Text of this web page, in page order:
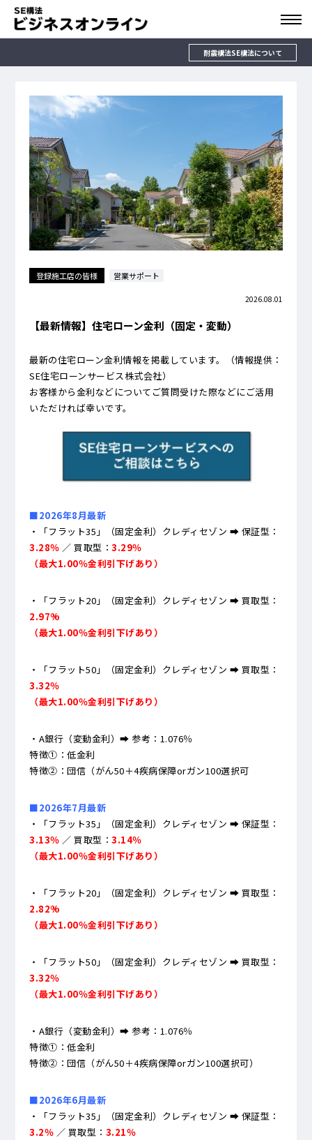
耐震構法SE構法について
登録施工店の皆様 営業サポート
2026.08.01
【最新情報】住宅ローン金利（固定・変動）
最新の住宅ローン金利情報を掲載しています。（情報提供：
SE住宅ローンサービス株式会社）
お客様から金利などについてご質問受けた際などにご活用
いただければ幸いです。
■2026年8月最新
・「フラット35」（固定金利）クレディセゾン ➡ 保証型：
3.28％ ／ 買取型：3.29％
（最大1.00％金利引下げあり）
・「フラット20」（固定金利）クレディセゾン ➡ 買取型：
2.97%
（最大1.00％金利引下げあり）
・「フラット50」（固定金利）クレディセゾン ➡ 買取型：
3.32％
（最大1.00％金利引下げあり）
・A銀行（変動金利）➡ 参考：1.076％
特徴①：低金利
特徴②：団信（がん50＋4疾病保障orガン100選択可
■2026年7月最新
・「フラット35」（固定金利）クレディセゾン ➡ 保証型：
3.13％ ／ 買取型：3.14％
（最大1.00％金利引下げあり）
・「フラット20」（固定金利）クレディセゾン ➡ 買取型：
2.82%
（最大1.00％金利引下げあり）
・「フラット50」（固定金利）クレディセゾン ➡ 買取型：
3.32％
（最大1.00％金利引下げあり）
・A銀行（変動金利）➡ 参考：1.076％
特徴①：低金利
特徴②：団信（がん50＋4疾病保障orガン100選択可）
■2026年6月最新
・「フラット35」（固定金利）クレディセゾン ➡ 保証型：
3.2％ ／ 買取型： 3.21％